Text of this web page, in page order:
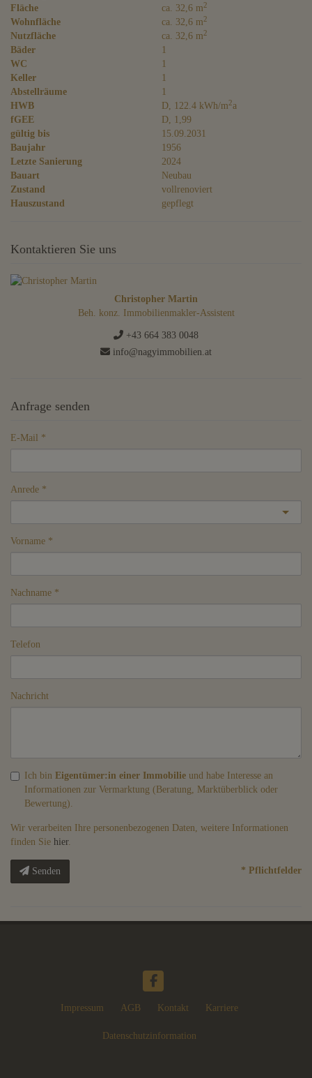
Fläche
ca. 32,6 m2
Wohnfläche ca. 32,6 m2
Nutzfläche ca. 32,6 m2
Bäder
1
WC
1
Keller
1
Abstellräume
1
HWB
D, 122.4 kWh/m2a
fGEE
D, 1,99
gültig bis
15.09.2031
Baujahr
1956
Letzte Sanierung
2024
Bauart
Neubau
Zustand
vollrenoviert
Hauszustand
gepflegt
Kontaktieren Sie uns
Christopher Martin
Beh. konz. Immobilienmakler-Assistent
+43 664 383 0048
info@nagyimmobilien.at
Anfrage senden
E-Mail
Anrede
Vorname
Nachname
Telefon
Nachricht
Ich bin Eigentümer:in einer Immobilie und habe Interesse an
Informationen zur Vermarktung (Beratung, Marktüberblick oder
Bewertung).
Wir verarbeiten Ihre personenbezogenen Daten, weitere Informationen
finden Sie hier.
Senden * Pflichtfelder
Impressum AGB Kontakt Karriere
Datenschutzinformation